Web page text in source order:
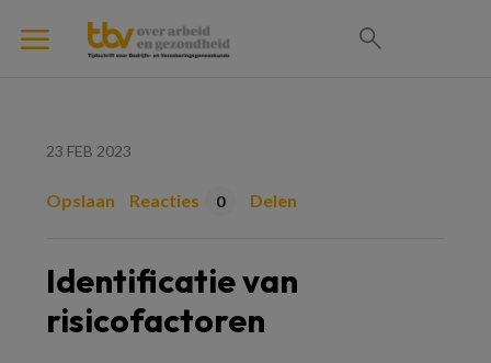
23 FEB 2023
Opslaan Reacties 0 Delen
Identificatie van
risicofactoren